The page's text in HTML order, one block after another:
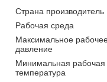
Страна производитель
Рабочая среда
Максимальное
давление
Минимальная рабочая
температура